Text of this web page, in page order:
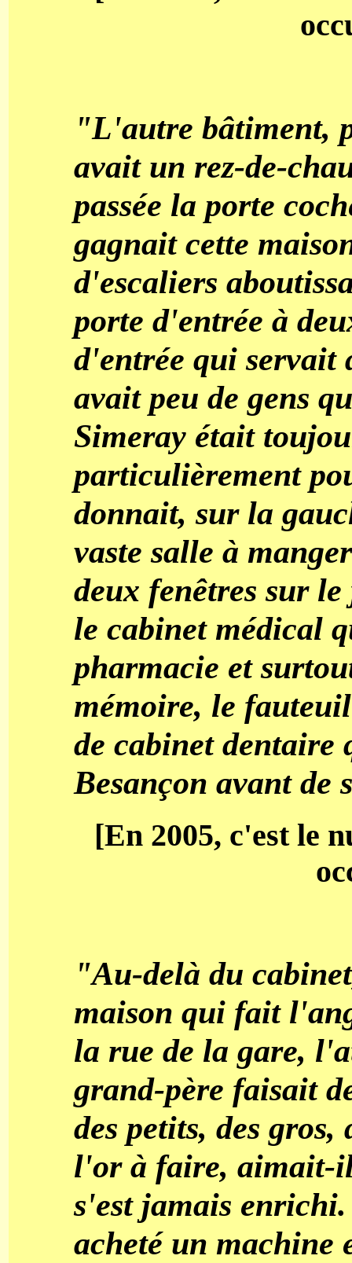
"L'autre bâtiment,
avait un rez-de-
passée la porte
gagnait cette
d'escaliers
porte d'entrée à
d'entrée qui servait
avait peu de gens
Simeray était
particulièrement
donnait, sur la
vaste salle à
deux fenêtres sur
le cabinet médical
pharmacie et
mémoire, le
de cabinet
Besançon avant
[En 2005, c'est le
"Au-delà du
maison qui fait
la rue de la gare,
grand-père faisait
des petits, des
l'or à faire, aimait-
s'est jamais
acheté un